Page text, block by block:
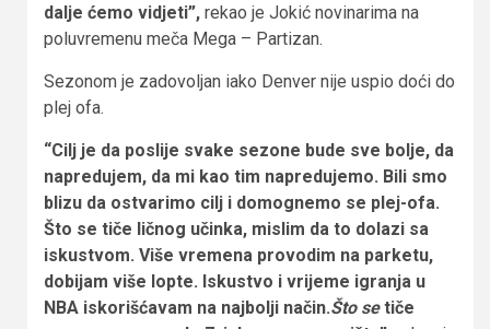
dalje ćemo vidjeti”, rekao je Jokić novinarima na
poluvremenu meča Mega – Partizan.
Sezonom je zadovoljan iako Denver nije uspio doći do
plej ofa.
“Cilj je da poslije svake sezone bude sve bolje, da
napredujem, da mi kao tim napredujemo. Bili smo
blizu da ostvarimo cilj i domognemo se plej-ofa.
Što se tiče ličnog učinka, mislim da to dolazi sa
iskustvom. Više vremena provodim na parketu,
dobijam više lopte. Iskustvo i vrijeme igranja u
NBA iskorišćavam na najbolji način.Što setiče